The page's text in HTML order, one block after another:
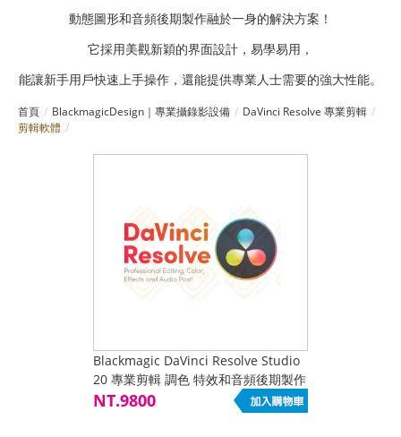
動態圖形和音頻後期製作融於一身的解決方案！
它採用美觀新穎的界面設計，易學易用，
能讓新手用戶快速上手操作，還能提供專業人士需要的強大性能。
首頁 BlackmagicDesign｜專業攝錄影設備
DaVinci Resolve 專業剪輯
剪輯軟體
Blackmagic DaVinci Resolve Studio
20 專業剪輯 調色 特效和音頻後期製作
NT.9800